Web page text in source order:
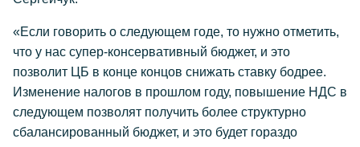
«Если говорить о следующем годе, то нужно отметить,
что у нас супер-консервативный бюджет, и это
позволит ЦБ в конце концов снижать ставку бодрее.
Изменение налогов в прошлом году, повышение НДС в
следующем позволят получить более структурно
сбалансированный бюджет, и это будет гораздо